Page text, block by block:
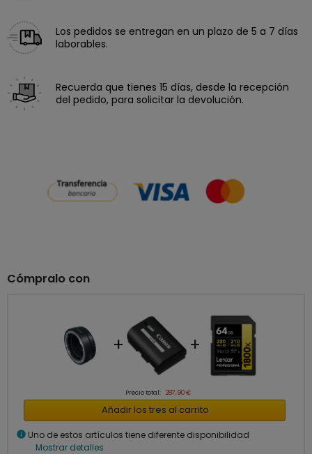
Los pedidos se entregan en un plazo de 5 a 7 días
laborables.
Recuerda que tienes 15 días, desde la recepción
del pedido, para solicitar la devolución.
Cómpralo con
+ +
Precio total: 287,90 €
Añadir los tres al carrito
info Uno de estos artículos tiene diferente disponibilidad
Mostrar detalles